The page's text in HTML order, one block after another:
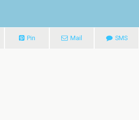
Pin Mail SMS